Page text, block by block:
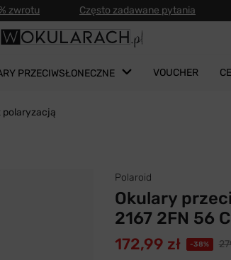
zwrotu Często zadawane pytania
PRZECIWSŁONECZNE VOUCHER
polaryzacją
Polaroid
Okulary
2167 2FN 56
172,99 zł -38%